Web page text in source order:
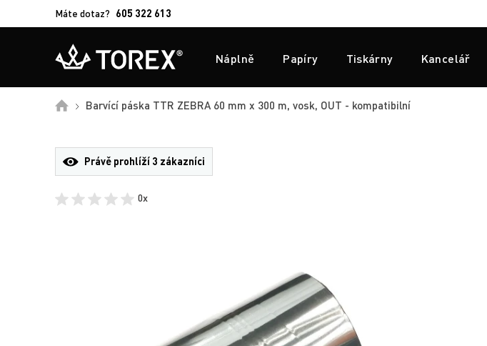
Máte dotaz? 605 322 613
Náplně Papíry Tiskárny Kancelář
ÚvodBarvící páska TTR ZEBRA 60 mm x 300 m, vosk, OUT - kompatibilní
Právě prohlíží 3 zákazníci
0x